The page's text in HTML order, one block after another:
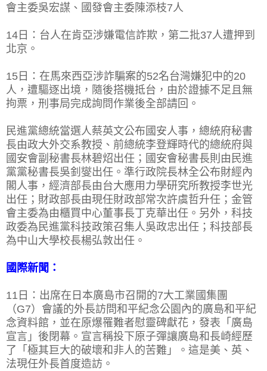
會主委吳宏謀、國發會主委陳添枝7人
14日：台人在肯亞涉嫌電信詐欺，第二批37人遭押到
北京。
15日：在馬來西亞涉詐騙案的52名台灣嫌犯中的20
人，遭驅逐出境，隨後搭機抵台，由於證據不足且無
拘票，刑事局完成詢問作業後全部請回。
民進黨總統當選人蔡英文公布國安人事，總統府秘書
長由政大外交系教授、前總統李登輝時代的總統府與
國安會副秘書長林碧炤出任；國安會秘書長則由民進
黨黨秘書長吳釗燮出任。準行政院長林全公布財經內
閣人事，經濟部長由台大應用力學研究所教授李世光
出任；財政部長由現任財政部常次許虞哲升任；金管
會主委為由櫃買中心董事長丁克華出任。另外，科技
政委為民進黨科技政策召集人吳政忠出任；科技部長
為中山大學校長楊弘敦出任。
國際新聞：
11日：出席在日本廣島市召開的7大工業國集團
（G7）會議的外長訪問和平紀念公園內的廣島和平紀
念資料館，並在原爆罹難者慰靈碑獻花，發表「廣島
宣言」後閉幕。宣言稱投下原子彈讓廣島和長崎經歷
了「極其巨大的破壞和非人的苦難」。這是美、英、
法現任外長首度造訪。